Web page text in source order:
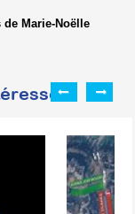
Marie-Noëlle
: